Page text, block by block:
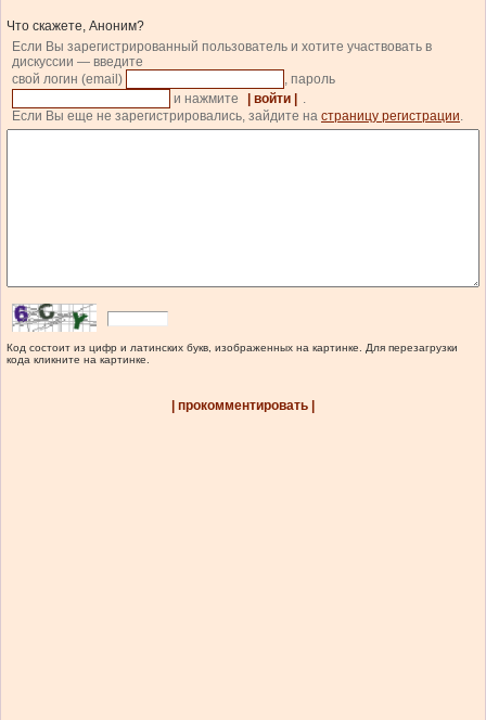
Что скажете, Аноним?
Если Вы зарегистрированный пользователь и хотите участвовать в
дискуссии — введите
свой логин (email)
, пароль
и нажмите
| войти |
.
Если Вы еще не зарегистрировались, зайдите на страницу регистрации.
Код состоит из цифр и латинских букв, изображенных на картинке. Для перезагрузки
кода кликните на картинке.
| прокомментировать |